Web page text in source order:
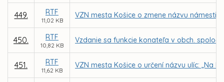
449. RTF
11,02 KB
VZN mesta Košice o zmene názvu námestia
450. RTF
10,82 KB
Vzdanie sa funkcie konateľa v obch.
451. RTF
11,62 KB
VZN mesta Košice o určení názvu ulíc: „Na